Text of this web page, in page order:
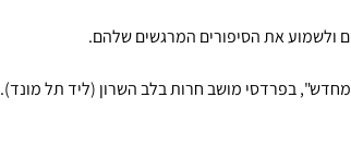
ולשמוע את הסיפורים המרגשים שלהם.
בפרדסי מושב חרות בלב השרון (ליד תל מונד).